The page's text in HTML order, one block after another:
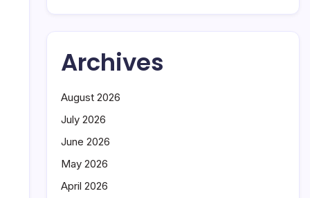
Archives
August 2026
July 2026
June 2026
May 2026
April 2026